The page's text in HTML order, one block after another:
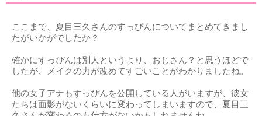
ここまで、夏目三久さんのすっぴんについてまとめてきまし
たがいかがでしたか？
確かにすっぴんは別人というより、おじさん？と思うほどで
したが、メイクの力が改めてすごいことがわかりましたね。
他の女子アナもすっぴんを公開している人がいますが、彼女
たちは面影がないくらいに変わってしまいますので、夏目三